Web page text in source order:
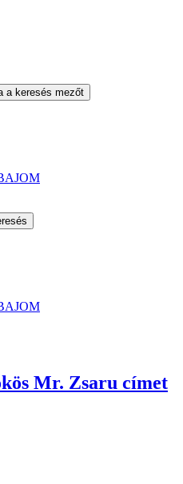
a keresés mezőt
Mr. Zsaru címet